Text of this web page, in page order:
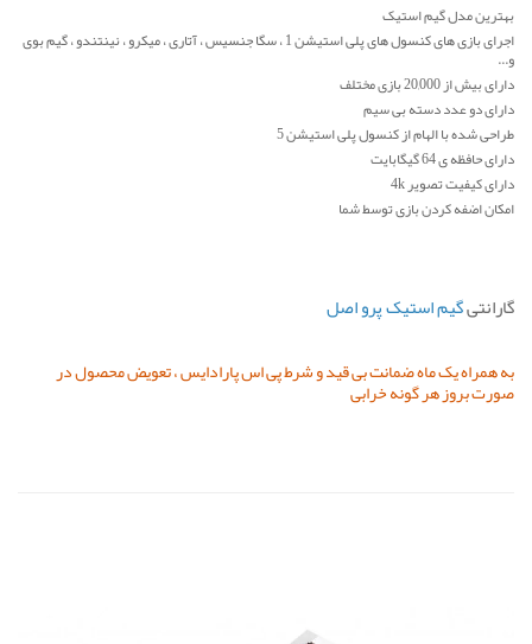
بهترین مدل گیم استیک
اجرای بازی های کنسول های پلی استیشن 1 ، سگا جنسیس ، آتاری ، میکرو ، نینتندو ، گیم بوی
و...
دارای بیش از 20,000 بازی مختلف
دارای دو عدد دسته بی سیم
طراحی شده با الهام از کنسول پلی استیشن 5
دارای حافظه ی 64 گیگابایت
دارای کیفیت تصویر 4k
امکان اضفه کردن بازی توسط شما
گارانتیگیم استیک پرو اصل
به همراه یک ماه ضمانت بی قید و شرط پی اس پارادایس ، تعویض محصول در
صورت بروز هر گونه خرابی